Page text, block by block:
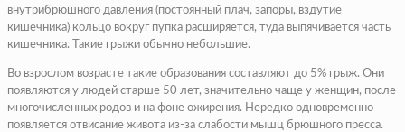
внутрибрюшного давления (постоянный плач, запоры, вздутие
кишечника) кольцо вокруг пупка расширяется, туда выпячивается часть
кишечника. Такие грыжи обычно небольшие.
Во взрослом возрасте такие образования составляют до 5% грыж. Они
появляются у людей старше 50 лет, значительно чаще у женщин, после
многочисленных родов и на фоне ожирения. Нередко одновременно
появляется отвисание живота из-за слабости мышц брюшного пресса.